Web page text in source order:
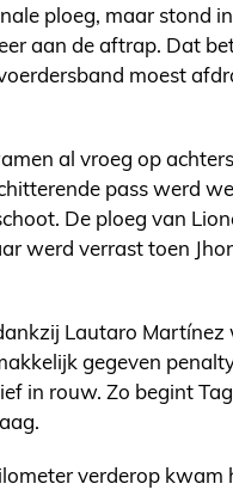
ploeg, maar stond
aan de aftrap. Dat
moest
al vroeg op
pass werd
De ploeg van
werd verrast toen
Lautaro Martínez
gegeven
in rouw. Zo begint
verderop kwam